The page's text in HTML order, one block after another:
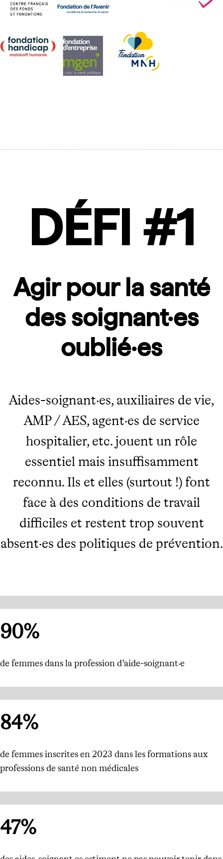
DÉFI #1
Agir pour la santé
des soignant·es
oublié·es
Aides-soignant·es, auxiliaires de vie,
AMP / AES, agent·es de service
hospitalier, etc. jouent un rôle
essentiel mais insuffisamment
reconnu. Ils et elles (surtout !) font
face à des conditions de travail
difficiles et restent trop souvent
absent·es des politiques de prévention.
90%
de femmes dans la profession d’aide-soignant·e
84%
de femmes inscrites en 2023 dans les formations aux
professions de santé non médicales
47%